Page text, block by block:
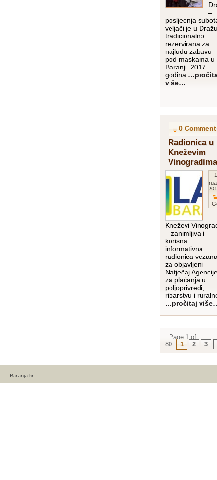
–
posljednja
veljači je u Dražu
tradicionalno
rezervirana za
najluđu zabavu
pod maskama u
Baranji. 2017.
godina
više…
0
Radionica u
Kneževim
Vinogradima
Kneževi
– zanimljiva i
korisna
informativna
radionica vezana
za objavljeni
Natječaj Agencije
za plaćanja u
poljoprivredi,
ribarstvu i
…pročitaj
Page 1 of
80
1 2 3
Baranja.hr